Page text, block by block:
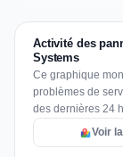
Activité des
Systems
Ce graphique
problèmes de
des dernières 24
Voir